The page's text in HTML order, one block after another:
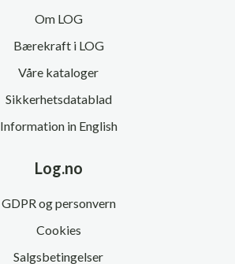
Om LOG
Bærekraft i LOG
Våre kataloger
Sikkerhetsdatablad
Information in English
Log.no
GDPR og personvern
Cookies
Salgsbetingelser